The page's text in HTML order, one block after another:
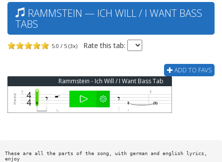
RAMMSTEIN — ICH WILL / I WANT BASS
TABS
5.0 / 5 (3x) Rate this tab:
ADD TO FAVS
Rammstein - Ich Will / I Want Bass Tab
These are all the parts of the song, with german and english lyrics,
enjoy